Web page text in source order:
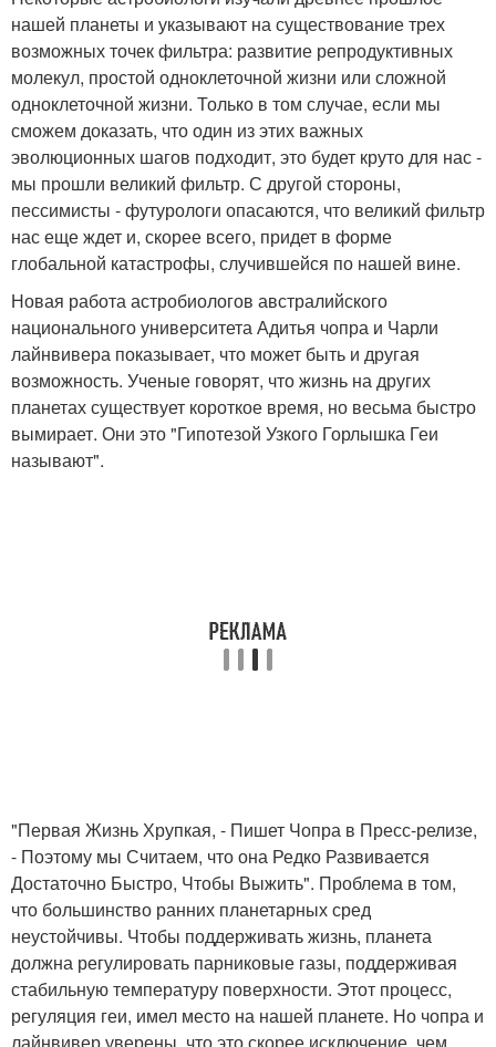
нашей планеты и указывают на существование трех
возможных точек фильтра: развитие репродуктивных
молекул, простой одноклеточной жизни или сложной
одноклеточной жизни. Только в том случае, если мы
сможем доказать, что один из этих важных
эволюционных шагов подходит, это будет круто для нас -
мы прошли великий фильтр. С другой стороны,
пессимисты - футурологи опасаются, что великий фильтр
нас еще ждет и, скорее всего, придет в форме
глобальной катастрофы, случившейся по нашей вине.
Новая работа астробиологов австралийского
национального университета Адитья чопра и Чарли
лайнвивера показывает, что может быть и другая
возможность. Ученые говорят, что жизнь на других
планетах существует короткое время, но весьма быстро
вымирает. Они это "Гипотезой Узкого Горлышка Геи
называют".
"Первая Жизнь Хрупкая, - Пишет Чопра в Пресс-релизе,
- Поэтому мы Считаем, что она Редко Развивается
Достаточно Быстро, Чтобы Выжить". Проблема в том,
что большинство ранних планетарных сред
неустойчивы. Чтобы поддерживать жизнь, планета
должна регулировать парниковые газы, поддерживая
стабильную температуру поверхности. Этот процесс,
регуляция геи, имел место на нашей планете. Но чопра и
лайнвивер уверены, что это скорее исключение, чем